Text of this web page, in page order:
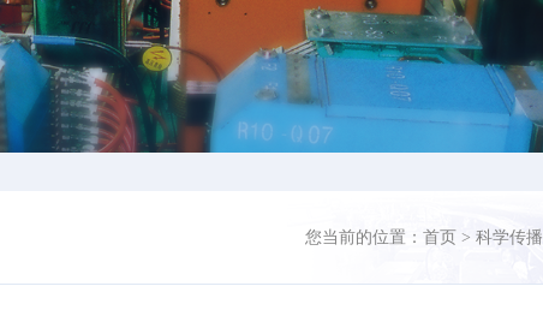
您当前的位置： 首页 > 科学传播